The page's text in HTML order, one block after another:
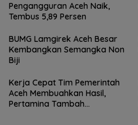
Pengangguran Aceh Naik,
Tembus 5,89 Persen
BUMG Lamgirek Aceh Besar
Kembangkan Semangka Non
Biji
Kerja Cepat Tim Pemerintah
Aceh Membuahkan Hasil,
Pertamina Tambah